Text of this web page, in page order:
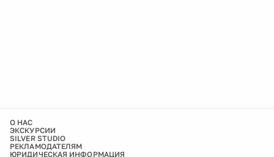
О НАС
ЭКСКУРСИИ
SILVER STUDIO
РЕКЛАМОДАТЕЛЯМ
ЮРИДИЧЕСКАЯ ИНФОРМАЦИЯ